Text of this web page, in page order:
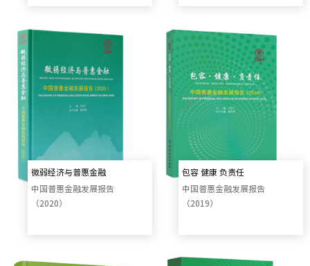
微弱经济与普惠金融
中国普惠金融发展报告
（2020）
包容 健康 负责任
中国普惠金融发展报告
（2019）